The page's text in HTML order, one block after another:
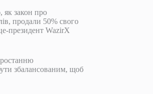
як закон про
продали 50% свого
президент WazirX
збалансованим, щоб